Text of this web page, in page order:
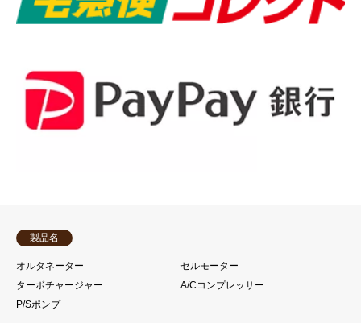
製品名
オルタネーター
セルモーター
ターボチャージャー
A/Cコンプレッサー
P/Sポンプ